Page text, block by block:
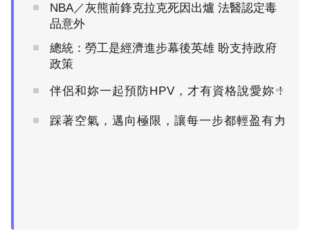
NBA／灰熊前鋒克拉克死因出爐 法醫認定毒
品意外
總統：勞工是經濟進步幕後英雄 盼支持政府
政策
伴侶和妳一起預防HPV，才有資格說愛妳！
PR
踩著空氣，邁向極限，讓每一步都輕盈有力
PR